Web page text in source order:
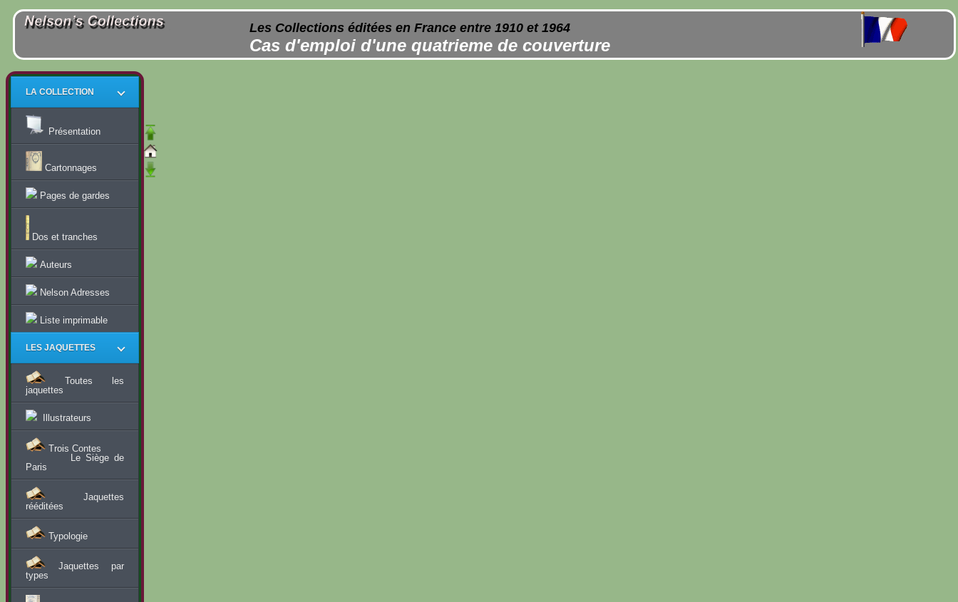
Les Collections éditées en France entre 1910 et 1964
Cas d'emploi d'une quatrieme de couverture
LA COLLECTION
Présentation
Cartonnages
Pages de gardes
Dos et tranches
Auteurs
Nelson Adresses
Liste imprimable
LES JAQUETTES
Toutes les
jaquettes
Illustrateurs
Trois Contes
Le Siège de
Paris
Jaquettes
rééditées
Typologie
Jaquettes par
types